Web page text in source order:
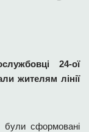
24-ої
жителям лінії
були сформовані